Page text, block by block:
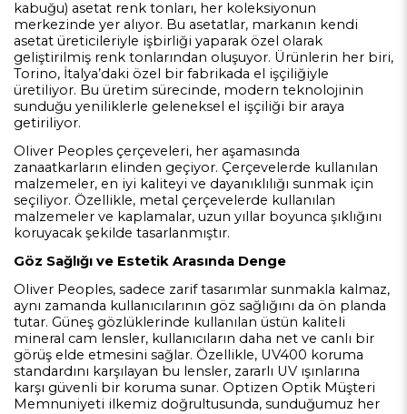
kabuğu) asetat renk tonları, her koleksiyonun
merkezinde yer alıyor. Bu asetatlar, markanın kendi
asetat üreticileriyle işbirliği yaparak özel olarak
geliştirilmiş renk tonlarından oluşuyor. Ürünlerin her biri,
Torino, İtalya’daki özel bir fabrikada el işçiliğiyle
üretiliyor. Bu üretim sürecinde, modern teknolojinin
sunduğu yeniliklerle geleneksel el işçiliği bir araya
getiriliyor.
Oliver Peoples çerçeveleri, her aşamasında
zanaatkarların elinden geçiyor. Çerçevelerde kullanılan
malzemeler, en iyi kaliteyi ve dayanıklılığı sunmak için
seçiliyor. Özellikle, metal çerçevelerde kullanılan
malzemeler ve kaplamalar, uzun yıllar boyunca şıklığını
koruyacak şekilde tasarlanmıştır.
Göz Sağlığı ve Estetik Arasında Denge
Oliver Peoples, sadece zarif tasarımlar sunmakla kalmaz,
aynı zamanda kullanıcılarının göz sağlığını da ön planda
tutar. Güneş gözlüklerinde kullanılan üstün kaliteli
mineral cam lensler, kullanıcıların daha net ve canlı bir
görüş elde etmesini sağlar. Özellikle, UV400 koruma
standardını karşılayan bu lensler, zararlı UV ışınlarına
karşı güvenli bir koruma sunar. Optizen Optik Müşteri
Memnuniyeti ilkemiz doğrultusunda, sunduğumuz her